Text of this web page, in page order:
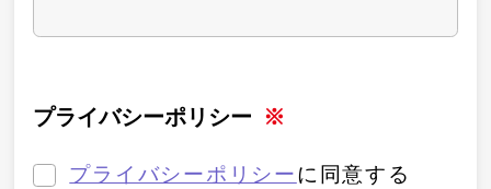
プライバシーポリシー
プライバシーポリシーに同意する